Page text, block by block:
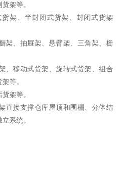
架等。
架、半封闭式货架、封闭式货架
架、抽屉架、悬臂架、三角架、栅
、移动式货架、旋转式货架、组合
等。
架等。
直接支撑仓库屋顶和围棚、分体结
系统。